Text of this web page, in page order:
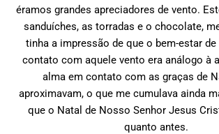
éramos grandes apreciadores de vento.
sanduíches, as torradas e o chocolate,
tinha a impressão de que o bem-estar
contato com aquele vento era análogo à
alma em contato com as graças de
aproximavam, o que me cumulava ainda
que o Natal de Nosso Senhor Jesus
quanto antes.